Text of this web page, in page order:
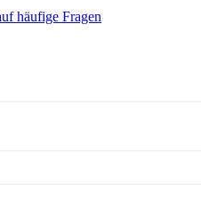
häufige Fragen